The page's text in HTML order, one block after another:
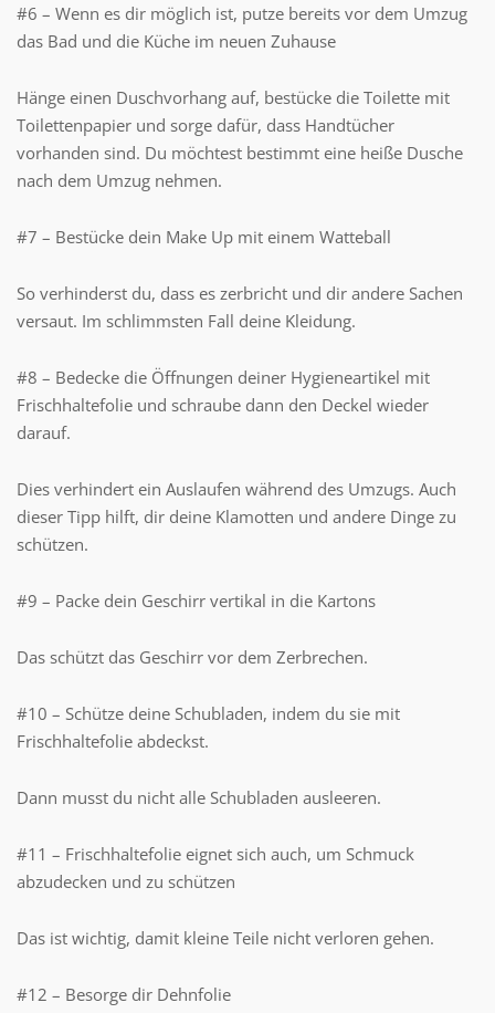
#6 – Wenn es dir möglich ist, putze bereits vor dem Umzug
das Bad und die Küche im neuen Zuhause
Hänge einen Duschvorhang auf, bestücke die Toilette mit
Toilettenpapier und sorge dafür, dass Handtücher
vorhanden sind. Du möchtest bestimmt eine heiße Dusche
nach dem Umzug nehmen.
#7 – Bestücke dein Make Up mit einem Watteball
So verhinderst du, dass es zerbricht und dir andere Sachen
versaut. Im schlimmsten Fall deine Kleidung.
#8 – Bedecke die Öffnungen deiner Hygieneartikel mit
Frischhaltefolie und schraube dann den Deckel wieder
darauf.
Dies verhindert ein Auslaufen während des Umzugs. Auch
dieser Tipp hilft, dir deine Klamotten und andere Dinge zu
schützen.
#9 – Packe dein Geschirr vertikal in die Kartons
Das schützt das Geschirr vor dem Zerbrechen.
#10 – Schütze deine Schubladen, indem du sie mit
Frischhaltefolie abdeckst.
Dann musst du nicht alle Schubladen ausleeren.
#11 – Frischhaltefolie eignet sich auch, um Schmuck
abzudecken und zu schützen
Das ist wichtig, damit kleine Teile nicht verloren gehen.
#12 – Besorge dir Dehnfolie